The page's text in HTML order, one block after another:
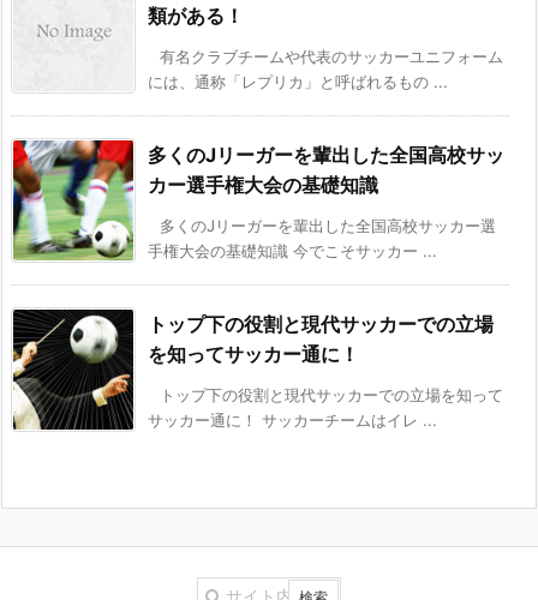
類がある！
有名クラブチームや代表のサッカーユニフォーム
には、通称「レプリカ」と呼ばれるもの ...
多くのJリーガーを輩出した全国高校サッ
カー選手権大会の基礎知識
多くのJリーガーを輩出した全国高校サッカー選
手権大会の基礎知識 今でこそサッカー ...
トップ下の役割と現代サッカーでの立場
を知ってサッカー通に！
トップ下の役割と現代サッカーでの立場を知って
サッカー通に！ サッカーチームはイレ ...